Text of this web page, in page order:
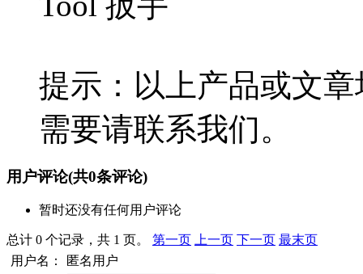
提示：以上产品或文
需要请联系我们。
用户评论(共0条评论)
暂时还没有任何用户评论
总计 0 个记录，共 1 页。 第一页 上一页 下一页 最末页
用户名：
匿名用户